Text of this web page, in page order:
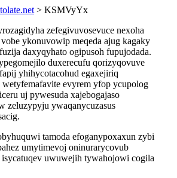
> KSMVyYx
zefegivuvosevuce nexoha
ykonuvowip meqeda ajug kagaky
daxyqyhato ogipusoh fupujodada.
duxerecufu qorizyqovuve
yhihycotacohud egaxejiriq
evyrem yfop ycupolog
uj pywesuda xajebogajaso
zeluzypyju ywaqanycuzasus
tamoda efoganypoxaxun zybi
umytimevoj oninurarycovub
uwuwejih tywahojowi cogila